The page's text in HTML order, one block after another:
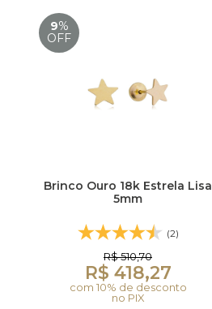
9%
OFF
Brinco Ouro 18k Estrela Lisa
5mm
(2)
R$ 510,70
R$ 418,27
com 10% de desconto
no PIX